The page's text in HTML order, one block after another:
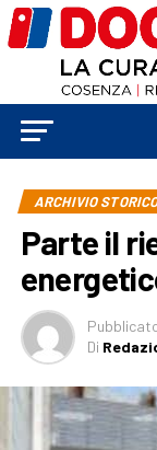
ARCHIVIO
Parte il
Di